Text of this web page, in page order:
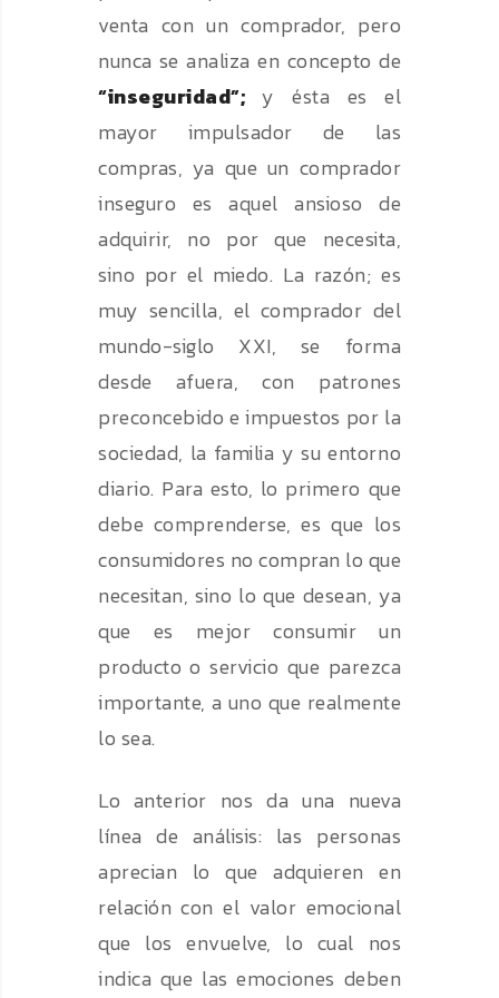
venta con un comprador, pero
nunca se analiza en concepto de
“inseguridad”;y ésta es el
mayor impulsador de las
compras, ya que un comprador
inseguro es aquel ansioso de
adquirir, no por que necesita,
sino por el miedo. La razón; es
muy sencilla, el comprador del
mundo-siglo XXI, se forma
desde afuera, con patrones
preconcebido e impuestos por la
sociedad, la familia y su entorno
diario. Para esto, lo primero que
debe comprenderse, es que los
consumidores no compran lo que
necesitan, sino lo que desean, ya
que es mejor consumir un
producto o servicio que parezca
importante, a uno que realmente
lo sea.
Lo anterior nos da una nueva
línea de análisis: las personas
aprecian lo que adquieren en
relación con el valor emocional
que los envuelve, lo cual nos
indica que las emociones deben